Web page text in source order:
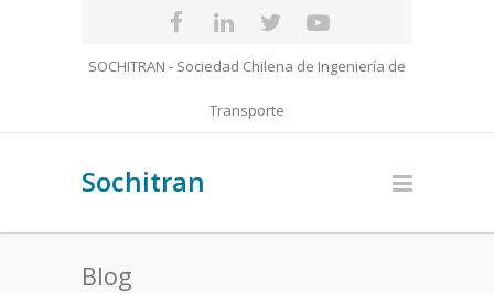
SOCHITRAN - Sociedad Chilena de Ingeniería de
Transporte
Sochitran
Blog